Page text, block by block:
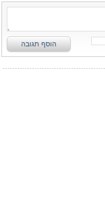
הוסף תגובה